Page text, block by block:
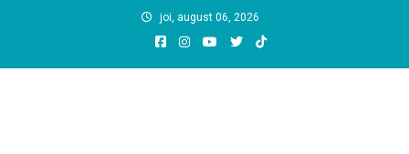
joi, august 06, 2026